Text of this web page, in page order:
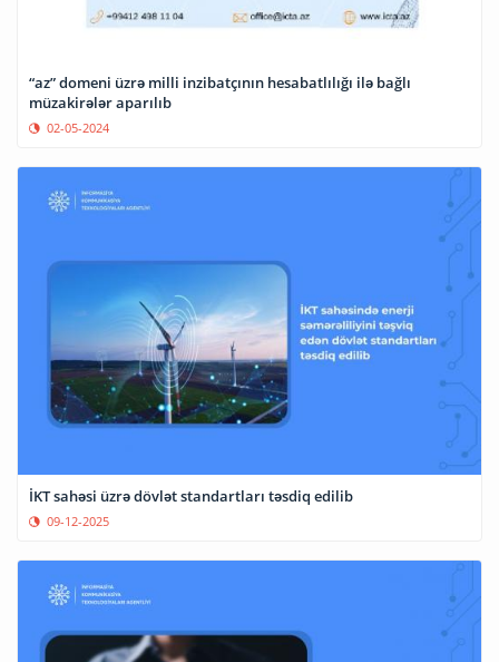
“az” domeni üzrə milli inzibatçının hesabatlılığı ilə bağlı
müzakirələr aparılıb
02-05-2024
İKT sahəsi üzrə dövlət standartları təsdiq edilib
09-12-2025